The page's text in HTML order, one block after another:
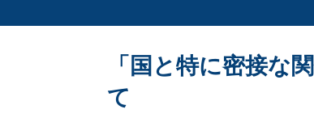
「国と特に密接な
て